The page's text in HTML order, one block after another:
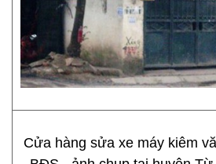
Cửa hàng sửa xe máy kiêm